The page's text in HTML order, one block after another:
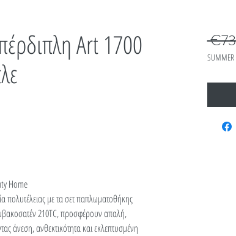
Art 1700
Home
με τα σετ παπλωματοθήκης
210TC, προσφέρουν απαλή,
άνεση, ανθεκτικότητα και εκλεπτυσμένη
SUMMER